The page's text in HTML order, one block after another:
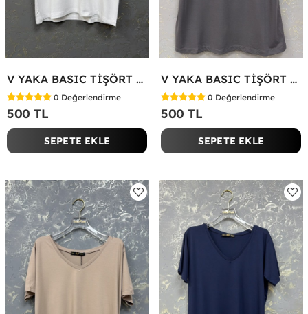
V YAKA BASIC TİŞÖRT Beyaz
0 Değerlendirme
500 TL
SEPETE EKLE
V YAKA BASIC TİŞÖRT Antrasit
0 Değerlendirme
500 TL
SEPETE EKLE